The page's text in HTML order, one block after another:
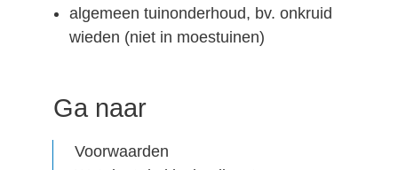
algemeen tuinonderhoud, bv. onkruid
wieden (niet in moestuinen)
Ga naar
Voorwaarden